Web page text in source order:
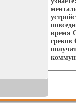
время
греков